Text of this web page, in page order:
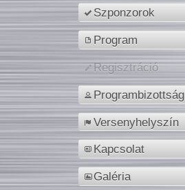
Szponzorok
Program
Regisztráció
Programbizottság
Versenyhelyszín
Kapcsolat
Galéria